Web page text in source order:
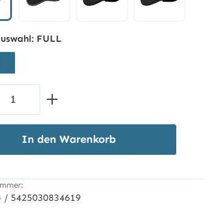
FULL
Anzahl: Gib den
In den Warenkorb
/ 5425030834619